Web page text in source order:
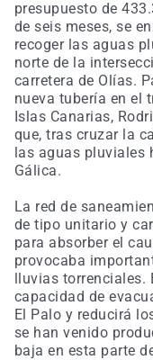
presupuesto de
de seis meses, se
recoger las aguas
norte de la
carretera de Olías.
nueva tubería en el
Islas Canarias,
que, tras cruzar la
las aguas pluviales
Gálica.
La red de
de tipo unitario y
para absorber el
provocaba
lluvias torrenciales.
capacidad de
El Palo y reducirá
se han venido
baja en esta parte